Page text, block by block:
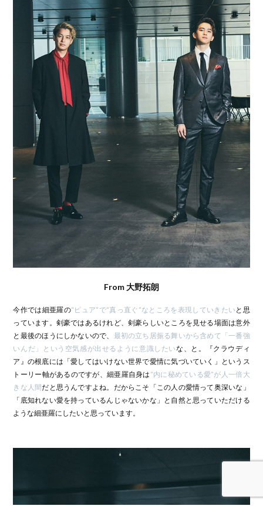
From 大野拓朗
今作では細亜羅の“ピュア”で“真っ直ぐ”なところを表現していきたい と思
っています。剣豪ではあるけれど、剣豪らしいところを見せる場面は意外
と最後のほうにしかないので、 最初の立ち居振る舞いから含めて「一番強
いんだ」という空気感が出せるように意識したいな、と。『クラウディ
ア』の根底には「愛してはいけない世界で愛情に気づいていく」というス
トーリー軸があるのですが、細亜羅自身は “内に秘めている愛”が人一倍大
きな人間だと思うんですよね。だからこそ「この人の愛情って奥深いな」
「底知れない愛を持っているんじゃないかな」と自然と思っていただける
ような細亜羅にしたいと思っています。